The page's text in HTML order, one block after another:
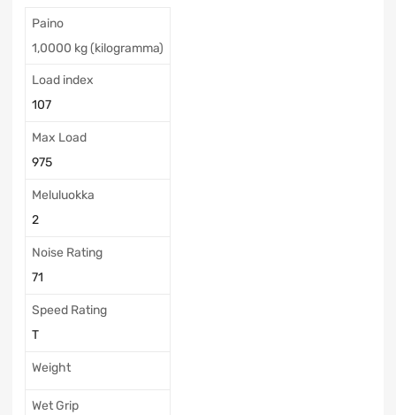
Paino
1,0000 kg (kilogramma)
Load index
107
Max Load
975
Meluluokka
2
Noise Rating
71
Speed Rating
T
Weight
Wet Grip